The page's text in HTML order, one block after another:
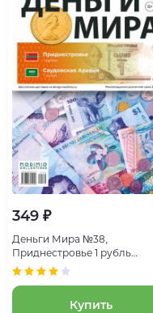
349 ₽
Деньги Мира №38,
Приднестровье 1 рубль
и Саудовская Аравия 1 халал
Купить